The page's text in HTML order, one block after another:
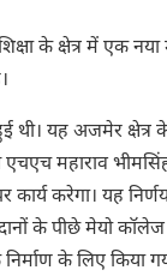
के क्षेत्र में एक नया
यह अजमेर क्षेत्र के
महाराव
करेगा। यह
के पीछे मेयो कॉलेज
के लिए किया